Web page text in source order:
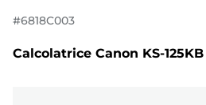
#6818C003
Calcolatrice Canon KS-